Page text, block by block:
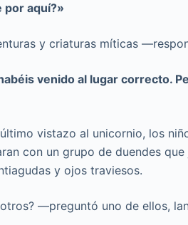
por aquí?»
y criaturas míticas
venido al lugar correcto.
vistazo al unicornio, los
con un grupo de duendes
y ojos traviesos.
—preguntó uno de ellos,